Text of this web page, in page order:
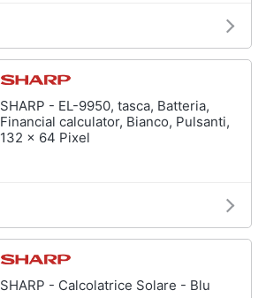
SHARP - EL-9950, tasca, Batteria,
Financial calculator, Bianco, Pulsanti,
132 x 64 Pixel
SHARP - Calcolatrice Solare - Blu